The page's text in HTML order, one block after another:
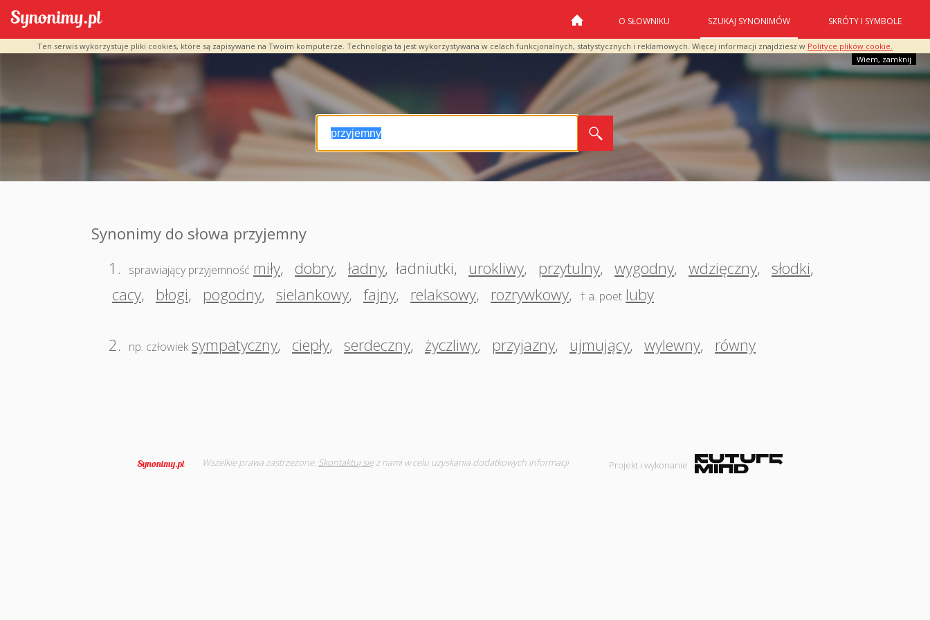
Ten serwis wykorzystuje pliki cookies, które są zapisywane na Twoim komputerze. Technologia ta jest wykorzystywana w celach funkcjonalnych, statystycznych i reklamowych. Więcej informacji znajdziesz w Polityce plików cookie.
Wiem, zamknij
O SŁOWNIKU SZUKAJ SYNONIMÓW SKRÓTY I SYMBOLE
Synonimy do słowa przyjemny
1.
sprawiający przyjemność miły, dobry, ładny, ładniutki, urokliwy, przytulny, wygodny, wdzięczny, słodki,
cacy, błogi, pogodny, sielankowy, fajny, relaksowy, rozrywkowy, † a. poet luby
2. np. człowiek sympatyczny, ciepły, serdeczny, życzliwy, przyjazny, ujmujący, wylewny, równy
Wszelkie prawa zastrzeżone. Skontaktuj sięz nami w celu uzyskania dodatkowych informacji Projekt i wykonanie